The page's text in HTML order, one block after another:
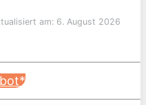
am: 6. August 2026